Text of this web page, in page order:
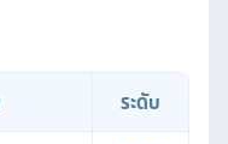
ระดับ